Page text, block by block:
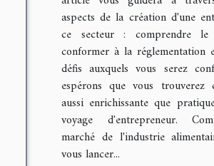
aspects de la création d'une
ce secteur : comprendre le
conformer à la réglementation
défis auxquels vous serez
espérons que vous trouverez
aussi enrichissante que
voyage d'entrepreneur.
marché de l'industrie
vous lancer...